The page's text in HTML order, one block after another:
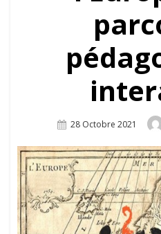
Posted
28 Octobre 2021